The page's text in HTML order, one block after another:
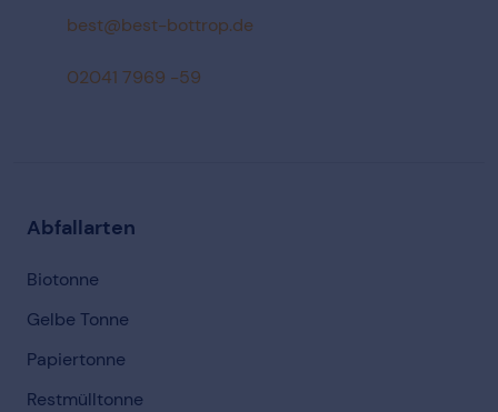
ed.porttob-tseb@tseb
02041 7969 -59
Abfallarten
Biotonne
Gelbe Tonne
Papiertonne
Restmülltonne